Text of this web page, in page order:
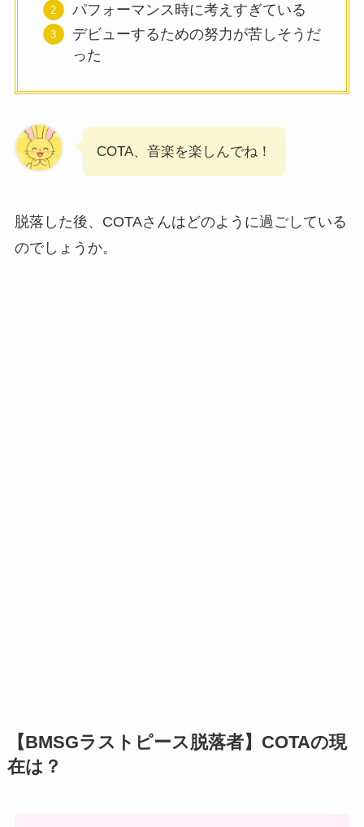
パフォーマンス時に考えすぎている
デビューするための努力が苦しそうだ
った
COTA、音楽を楽しんでね！
脱落した後、COTAさんはどのように過ごしている
のでしょうか。
【BMSGラストピース脱落者】COTAの現
在は？